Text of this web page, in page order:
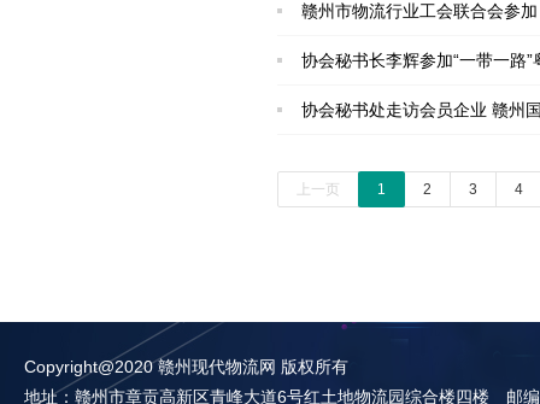
赣州市物流行业工会联合会参
协会秘书长李辉参加“一带一路
协会秘书处走访会员企业 赣州
上一页 1 2 3 4
Copyright@2020 赣州现代物流网 版权所有
地址：赣州市章贡高新区青峰大道6号红土地物流园综合楼四楼 邮